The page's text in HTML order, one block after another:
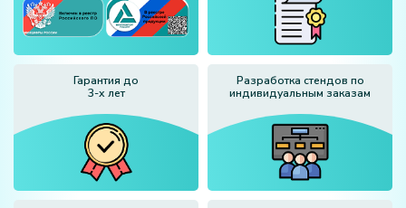
Гарантия до
3-х лет
Разработка стендов по
индивидуальным заказам